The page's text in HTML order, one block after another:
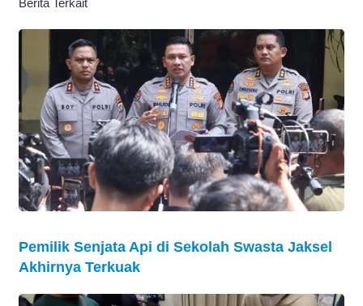
Pemilik Senjata Api di Sekolah Swasta Jaksel
Akhirnya Terkuak